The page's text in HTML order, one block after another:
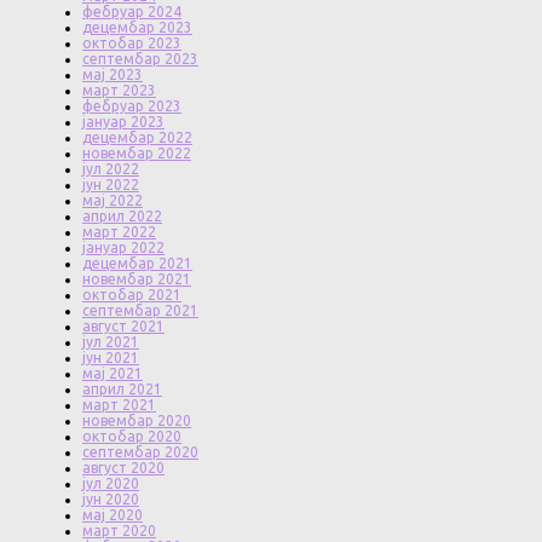
фебруар 2024
децембар 2023
октобар 2023
септембар 2023
мај 2023
март 2023
фебруар 2023
јануар 2023
децембар 2022
новембар 2022
јул 2022
јун 2022
мај 2022
април 2022
март 2022
јануар 2022
децембар 2021
новембар 2021
октобар 2021
септембар 2021
август 2021
јул 2021
јун 2021
мај 2021
април 2021
март 2021
новембар 2020
октобар 2020
септембар 2020
август 2020
јул 2020
јун 2020
мај 2020
март 2020